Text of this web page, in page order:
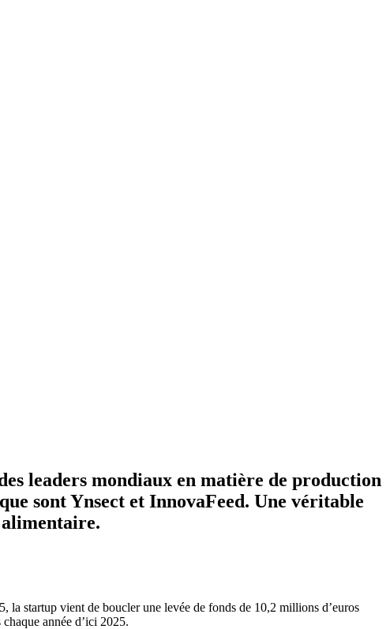
leaders mondiaux en matière de production
sont Ynsect et InnovaFeed. Une véritable
la startup vient de boucler une levée de fonds de 10,2 millions d’euros
année d’ici 2025.